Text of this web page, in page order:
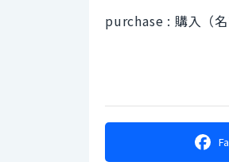
purchase : 購入（名